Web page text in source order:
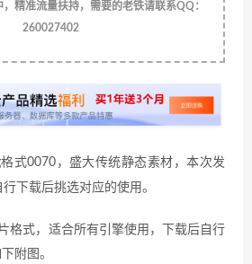
精准流量扶持，需要的老铁请联系QQ：
260027402
式0070，盛大传统静态素材 ，本次发
下载后挑选对应的使用。
格式，适合所有引擎使用，下载后自行
附图。